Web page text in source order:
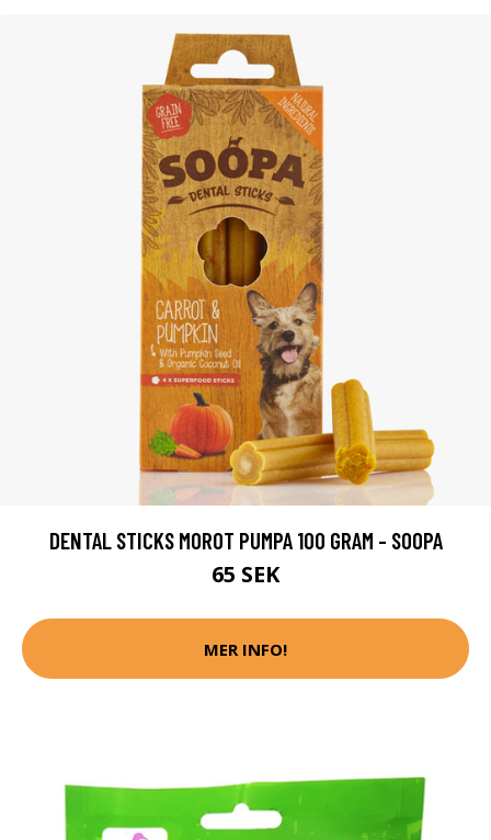
DENTAL STICKS MOROT PUMPA 100 GRAM - SOOPA
65 SEK
MER INFO!